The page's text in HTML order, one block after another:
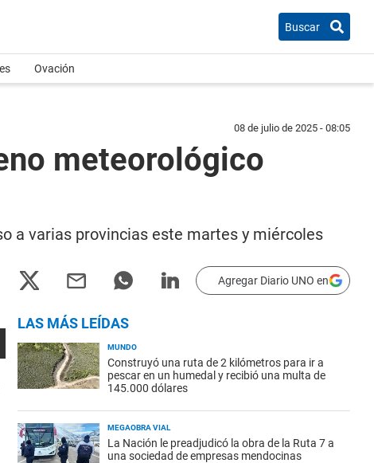
Buscar
Ovación
08 de julio de 2025 - 08:05
meteorológico
a varias provincias este martes y miércoles
Agregar Diario UNO en
LAS MÁS LEÍDAS
MUNDO
Construyó una ruta de 2 kilómetros para ir a
pescar en un humedal y recibió una multa de
145.000 dólares
MEGAOBRA VIAL
La Nación le preadjudicó la obra de la Ruta 7 a
una sociedad de empresas mendocinas